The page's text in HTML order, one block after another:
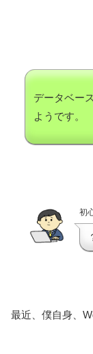
データベー
ようです。
初
最近、僕自身、